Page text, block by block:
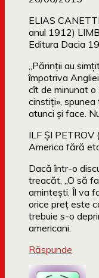
ELIAS
anul 1912)
Editura Dacia
„Părinţii au
împotriva
cît de minunat
cinstiţi»,
atunci şi face.
ILF ȘI PETROV
America fără
Dacă într-o
treacăt, „O să
amintești. Îl va
orice preț este
trebuie s-o
americani.
Răspunde